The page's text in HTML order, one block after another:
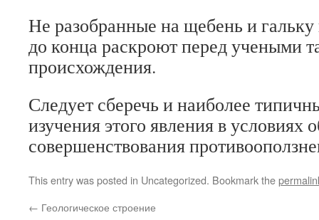
Не разобранные на щебень и гальку
до конца раскроют перед учеными
происхождения.
Следует сберечь и наиболее
изучения этого явления в условиях
совершенствования
This entry was posted in Uncategorized. Bookmark the
← Геологическое строение